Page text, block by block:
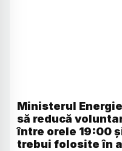
Ministerul
să reducă
între orele 19:00
trebui folosite în